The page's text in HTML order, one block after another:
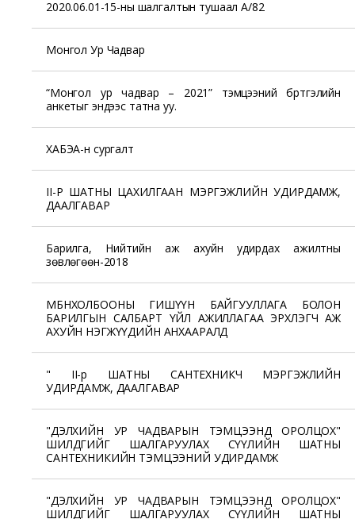
2020.06.01-15-ны шалгалтын тушаал А/82
Монгол Ур Чадвар
“Монгол ур чадвар – 2021” тэмцээний бүртгэлийн
анкетыг эндээс татна уу.
ХАБЭА-н сургалт
II-Р ШАТНЫ ЦАХИЛГААН МЭРГЭЖЛИЙН УДИРДАМЖ,
ДААЛГАВАР
Барилга, Нийтийн аж ахуйн удирдах ажилтны
зөвлөгөөн-2018
МБНХОЛБООНЫ ГИШҮҮН БАЙГУУЛЛАГА БОЛОН
БАРИЛГЫН САЛБАРТ ҮЙЛ АЖИЛЛАГАА ЭРХЛЭГЧ АЖ
АХУЙН НЭГЖҮҮДИЙН АНХААРАЛД
" II-р ШАТНЫ САНТЕХНИКЧ МЭРГЭЖЛИЙН
УДИРДАМЖ, ДААЛГАВАР
"ДЭЛХИЙН УР ЧАДВАРЫН ТЭМЦЭЭНД ОРОЛЦОХ"
ШИЛДГИЙГ ШАЛГАРУУЛАХ СҮҮЛИЙН ШАТНЫ
САНТЕХНИКИЙН ТЭМЦЭЭНИЙ УДИРДАМЖ
"ДЭЛХИЙН УР ЧАДВАРЫН ТЭМЦЭЭНД ОРОЛЦОХ"
ШИЛДГИЙГ ШАЛГАРУУЛАХ СҮҮЛИЙН ШАТНЫ